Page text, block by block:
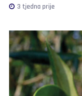
3 tjedna prije